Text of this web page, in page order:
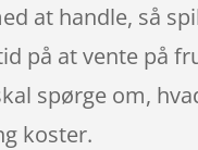
at handle, så
på at vente på
spørge om,
koster.